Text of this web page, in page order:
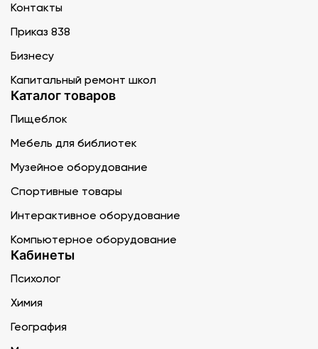
Контакты
Приказ 838
Бизнесу
Капитальный ремонт школ
Каталог товаров
Пищеблок
Мебель для библиотек
Музейное оборудование
Спортивные товары
Интерактивное оборудование
Компьютерное оборудование
Кабинеты
Психолог
Химия
География